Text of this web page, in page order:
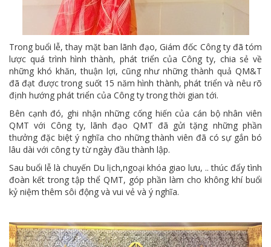
Trong buổi lễ, thay mặt ban lãnh đạo, Giám đốc Công ty đã tóm
lược quá trình hình thành, phát triển của Công ty, chia sẻ về
những khó khăn, thuận lợi, cũng như những thành quả QM&T
đã đạt được trong suốt 15 năm hình thành, phát triển và nêu rõ
định hướng phát triển của Công ty trong thời gian tới.
Bên cạnh đó, ghi nhận những cống hiến của cán bộ nhân viên
QMT với Công ty, lãnh đạo QMT đã gửi tặng những phần
thưởng đặc biệt ý nghĩa cho những thành viên đã có sự gắn bó
lâu dài với công ty từ ngày đầu thành lập.
Sau buổi lễ là chuyến Du lịch,ngoại khóa giao lưu, .. thúc đẩy tình
đoàn kết trong tập thể QMT, góp phần làm cho không khí buổi
kỷ niệm thêm sôi động và vui vẻ và ý nghĩa.